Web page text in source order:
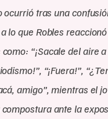
ocurrió tras una
lo que Robles
“¡Sacale del aire
“¡Fuera!”,
amigo”, mientras el
ante la